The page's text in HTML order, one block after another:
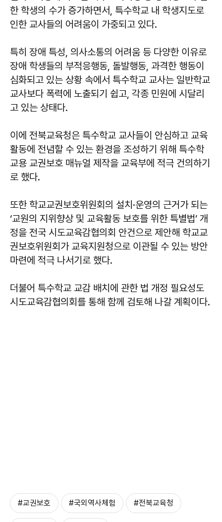
한 학생의 수가 증가하면서, 특수학교 내 학생지도로
인한 교사들의 어려움이 가중되고 있다.
특히 장애 특성, 의사소통의 어려움 등 다양한 이유로
장애 학생들의 부적응행동, 돌발행동, 과격한 행동이
심화되고 있는 상황 속에서 특수학교 교사는 일반학교
교사보다 폭력에 노출되기 쉽고, 각종 민원에 시달리
고 있는 상태다.
이에 전북교육청은 특수학교 교사들이 안심하고 교육
활동에 전념할 수 있는 환경을 조성하기 위해 특수학
교용 교권보호 매뉴얼 제작을 교육부에 적극 건의하기
로 했다.
또한 학교교권보호위원회의 설치·운영의 근거가 되는
‘교원의 지위향상 및 교육활동 보호를 위한 특별법’ 개
정을 전국 시도교육감협의회 안건으로 제안해 학교교
권보호위원회가 교육지원청으로 이관될 수 있는 방안
마련에 적극 나서기로 했다.
더불어 특수학교 교감 배치에 관한 법 개정 필요성도
시도교육감협의회를 통해 함께 검토해 나갈 계획이다.
#교권보호 #국외역사체험 #전북교육청